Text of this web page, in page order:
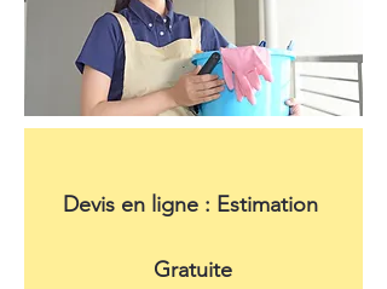
Devis en ligne : Estimation
Gratuite